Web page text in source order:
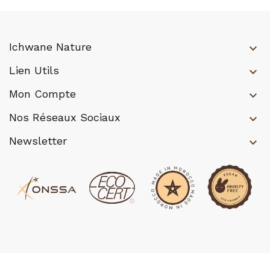
Ichwane Nature keyboard_arrow_down
Lien Utils keyboard_arrow_down
Mon Compte keyboard_arrow_down
Nos Réseaux Sociaux keyboard_arrow_down
Newsletter keyboard_arrow_down